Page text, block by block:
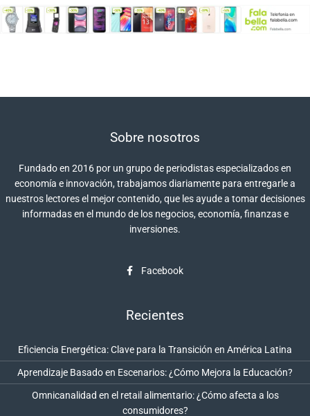
Sobre nosotros
Fundado en 2016 por un grupo de periodistas especializados en
economía e innovación, trabajamos diariamente para entregarle a
nuestros lectores el mejor contenido, que les ayude a tomar decisiones
informadas en el mundo de los negocios, economía, finanzas e
inversiones.
Facebook
Recientes
Eficiencia Energética: Clave para la Transición en América Latina
Aprendizaje Basado en Escenarios: ¿Cómo Mejora la Educación?
Omnicanalidad en el retail alimentario: ¿Cómo afecta a los
consumidores?